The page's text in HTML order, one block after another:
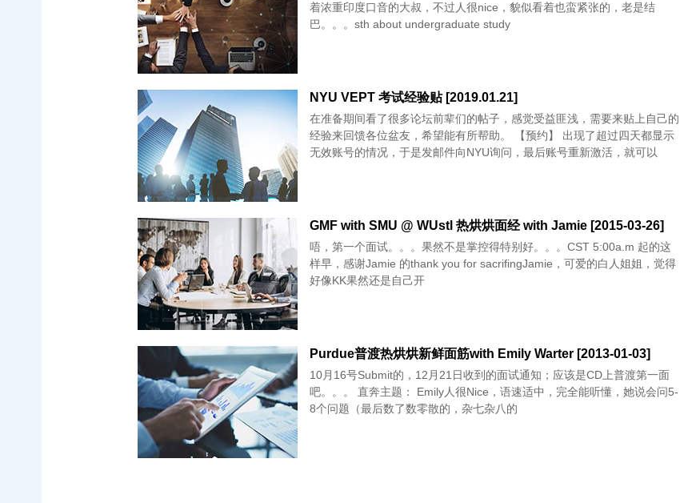
着浓重印度口音的大叔，不过人很nice，貌似看着也蛮紧张的，老是结
巴。。。sth about undergraduate study
NYU VEPT 考试经验贴 [2019.01.21]
在准备期间看了很多论坛前辈们的帖子，感觉受益匪浅，需要来贴上自己的
经验来回馈各位盆友，希望能有所帮助。 【预约】 出现了超过四天都显示
无效账号的情况，于是发邮件向NYU询问，最后账号重新激活，就可以
GMF with SMU @ WUstl 热烘烘面经 with Jamie [2015-03-26]
唔，第一个面试。。。果然不是掌控得特别好。。。CST 5:00a.m 起的这
样早，感谢Jamie 的thank you for sacrifingJamie，可爱的白人姐姐，觉得
好像KK果然还是自己开
Purdue普渡热烘烘新鲜面筋with Emily Warter [2013-01-03]
10月16号Submit的，12月21日收到的面试通知；应该是CD上普渡第一面
吧。。。 直奔主题： Emily人很Nice，语速适中，完全能听懂，她说会问5-
8个问题（最后数了数零散的，杂七杂八的